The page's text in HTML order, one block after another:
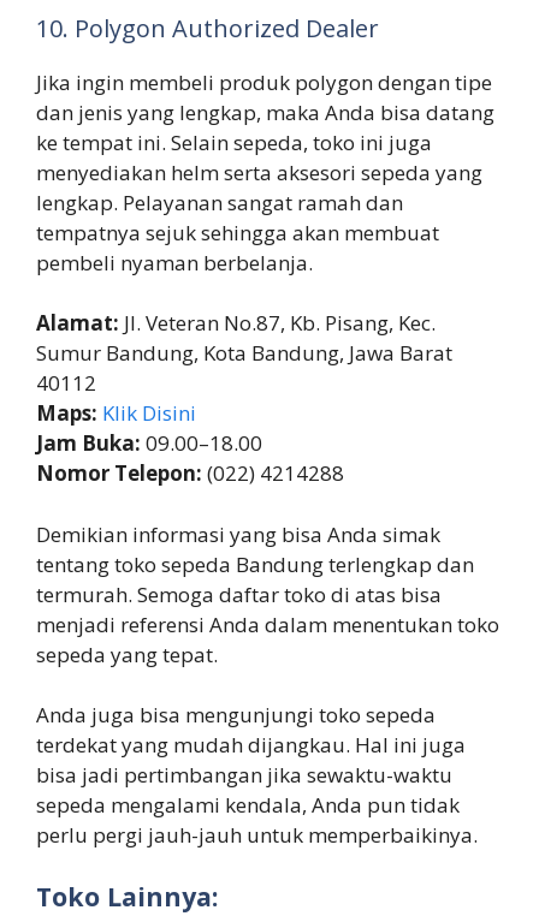
10. Polygon Authorized Dealer
Jika ingin membeli produk polygon dengan tipe
dan jenis yang lengkap, maka Anda bisa datang
ke tempat ini. Selain sepeda, toko ini juga
menyediakan helm serta aksesori sepeda yang
lengkap. Pelayanan sangat ramah dan
tempatnya sejuk sehingga akan membuat
pembeli nyaman berbelanja.
Alamat: Jl. Veteran No.87, Kb. Pisang, Kec.
Sumur Bandung, Kota Bandung, Jawa Barat
40112
Maps: Klik Disini
Jam Buka: 09.00–18.00
Nomor Telepon: (022) 4214288
Demikian informasi yang bisa Anda simak
tentang toko sepeda Bandung terlengkap dan
termurah. Semoga daftar toko di atas bisa
menjadi referensi Anda dalam menentukan toko
sepeda yang tepat.
Anda juga bisa mengunjungi toko sepeda
terdekat yang mudah dijangkau. Hal ini juga
bisa jadi pertimbangan jika sewaktu-waktu
sepeda mengalami kendala, Anda pun tidak
perlu pergi jauh-jauh untuk memperbaikinya.
Toko Lainnya: